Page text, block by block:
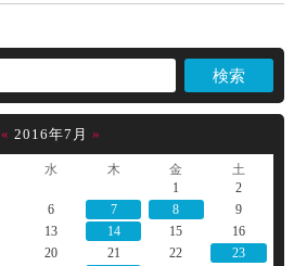
« 2016年7月 »
水 木 金
土
1
2
6 7 8
9
13 14 15
16
20 21 22
23